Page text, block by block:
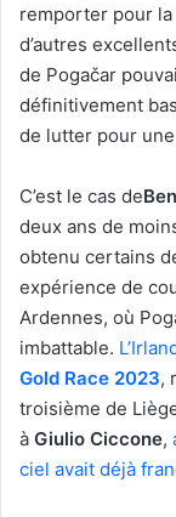
remporter pour
d’autres
de Pogačar
définitivement
de lutter pour
C’est le cas de
deux ans de
obtenu certains
expérience de
Ardennes, où
imbattable.
Gold Race 2023,
troisième de
à Giulio Ciccone,
ciel avait déjà